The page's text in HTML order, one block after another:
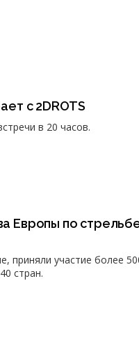
с 2DROTS
в 20 часов.
Европы по
приняли участие более
стран.